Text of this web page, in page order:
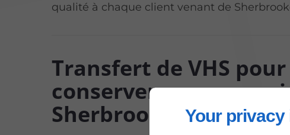
Your
qualité à chaque client venant de
Transfert de VHS pour
conserver vos
Sherbrooke